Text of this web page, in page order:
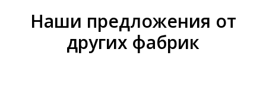
Наши предложения от
других фабрик